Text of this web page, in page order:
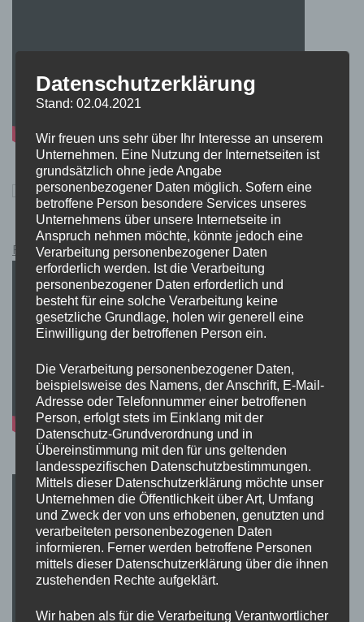
Pokémon Schwert und Schild Kauflink.>LINK<
Datenschutzerklärung
Stand: 02.04.2021
Wir freuen uns sehr über Ihr Interesse an unserem
Unternehmen. Eine Nutzung der Internetseiten ist
grundsätzlich ohne jede Angabe
personenbezogener Daten möglich. Sofern eine
betroffene Person besondere Services unseres
Unternehmens über unsere Internetseite in
Anspruch nehmen möchte, könnte jedoch eine
Verarbeitung personenbezogener Daten
erforderlich werden. Ist die Verarbeitung
personenbezogener Daten erforderlich und
besteht für eine solche Verarbeitung keine
gesetzliche Grundlage, holen wir generell eine
Einwilligung der betroffenen Person ein.
Die Verarbeitung personenbezogener Daten,
beispielsweise des Namens, der Anschrift, E-Mail-
Adresse oder Telefonnummer einer betroffenen
Person, erfolgt stets im Einklang mit der
Datenschutz-Grundverordnung und in
Übereinstimmung mit den für uns geltenden
landesspezifischen Datenschutzbestimmungen.
Mittels dieser Datenschutzerklärung möchte unser
Unternehmen die Öffentlichkeit über Art, Umfang
und Zweck der von uns erhobenen, genutzten und
verarbeiteten personenbezogenen Daten
informieren. Ferner werden betroffene Personen
mittels dieser Datenschutzerklärung über die ihnen
zustehenden Rechte aufgeklärt.
Wir haben als für die Verarbeitung Verantwortlicher